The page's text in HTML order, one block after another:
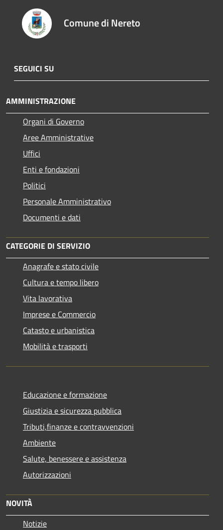
Comune di Nereto
SEGUICI SU
AMMINISTRAZIONE
Organi di Governo
Aree Amministrative
Uffici
Enti e fondazioni
Politici
Personale Amministrativo
Documenti e dati
CATEGORIE DI SERVIZIO
Anagrafe e stato civile
Cultura e tempo libero
Vita lavorativa
Imprese e Commercio
Catasto e urbanistica
Mobilità e trasporti
Educazione e formazione
Giustizia e sicurezza pubblica
Tributi,finanze e contravvenzioni
Ambiente
Salute, benessere e assistenza
Autorizzazioni
NOVITÀ
Notizie